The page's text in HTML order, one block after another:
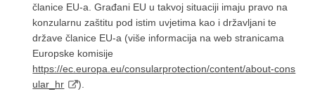
članice EU-a. Građani EU u takvoj situaciji imaju pravo na
konzularnu zaštitu pod istim uvjetima kao i državljani te
države članice EU-a (više informacija na web stranicama
Europske komisije
https://ec.europa.eu/consularprotection/content/about-cons
ular_hr
).